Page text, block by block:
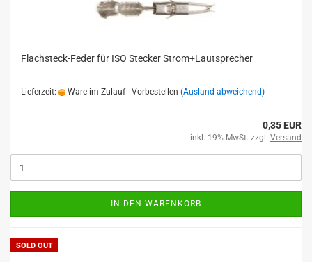
Flachsteck-Feder für ISO Stecker Strom+Lautsprecher
Lieferzeit: Ware im Zulauf - Vorbestellen (Ausland abweichend)
0,35 EUR
inkl. 19% MwSt. zzgl. Versand
IN DEN WARENKORB
SOLD OUT